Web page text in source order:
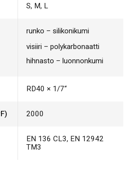
S, M, L
runko – silikonikumi
visiiri – polykarbonaatti
hihnasto – luonnonkumi
RD40 × 1/7“
2000
EN 136 CL3, EN 12942
TM3